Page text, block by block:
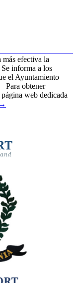
más efectiva la
informa a los
el Ayuntamiento
Para obtener
web dedicada